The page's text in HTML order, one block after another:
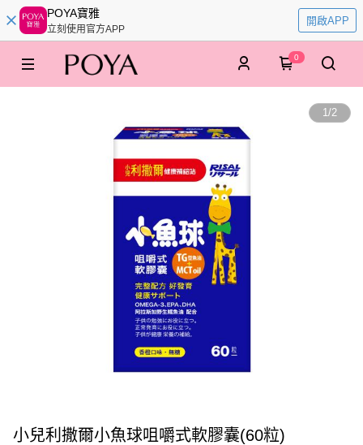
POYA寶雅
立刻使用官方APP
開啟APP
0
1/2
小兒利撒爾小魚球咀嚼式軟膠囊(60粒)